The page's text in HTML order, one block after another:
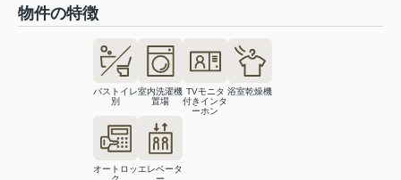
物件の特徴
バストイレ
別
室内洗濯機
置場
TVモニタ
付きインタ
ーホン
浴室乾燥機
オートロッエレベータ